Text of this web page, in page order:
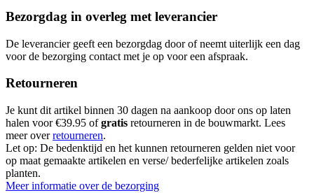
Bezorgdag in overleg met leverancier
De leverancier geeft een bezorgdag door of neemt uiterlijk een dag
voor de bezorging contact met je op voor een afspraak.
Retourneren
Je kunt dit artikel binnen 30 dagen na aankoop door ons op laten
halen voor €39.95 ofgratis retourneren in de bouwmarkt. Lees
meer overretourneren.
Let op: De bedenktijd en het kunnen retourneren gelden niet voor
op maat gemaakte artikelen en verse/ bederfelijke artikelen zoals
planten.
Meer informatie over de bezorging